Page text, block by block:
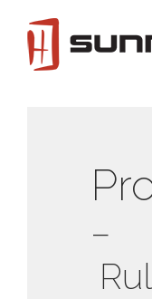
innehållet
–